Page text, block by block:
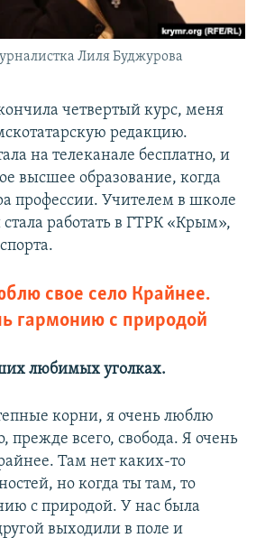
Лиля Буджурова
четвертый курс, меня
редакцию.
на телеканале бесплатно, и
высшее образование, когда
профессии. Учителем в школе
стала работать в ГТРК «Крым»,
свое село Крайнее.
гармонию с природой
любимых уголках.
корни, я очень люблю
прежде всего, свобода. Я очень
Там нет каких-то
но когда ты там, то
с природой. У нас была
выходили в поле и